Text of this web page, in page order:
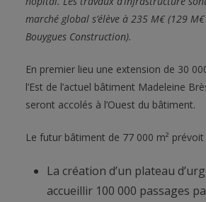
marché global s’élève à 235 M€ (129
Bouygues Construction).
En premier lieu une extension de 30
l’Est de l’actuel bâtiment Madeleine
seront accolés à l’Ouest du bâtiment.
Le futur bâtiment de 77 000 m² prévoit
La création d’un plateau
accueillir 100 000 passages